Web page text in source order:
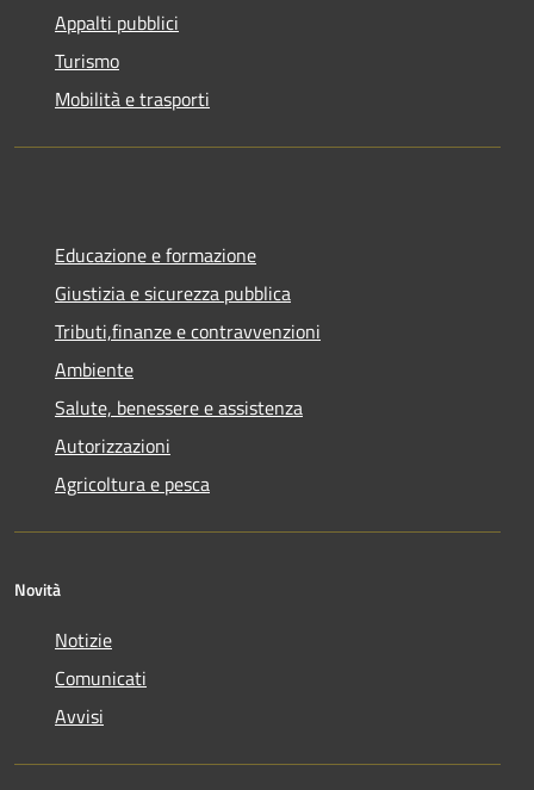
Appalti pubblici
Turismo
Mobilità e trasporti
Educazione e formazione
Giustizia e sicurezza pubblica
Tributi,finanze e contravvenzioni
Ambiente
Salute, benessere e assistenza
Autorizzazioni
Agricoltura e pesca
Novità
Notizie
Comunicati
Avvisi